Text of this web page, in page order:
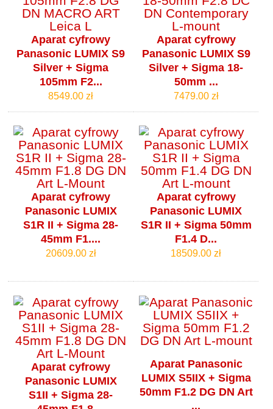
Aparat cyfrowy
Panasonic LUMIX S9
Silver + Sigma
105mm F2...
8549.00 zł
Aparat cyfrowy
Panasonic LUMIX S9
Silver + Sigma 18-
50mm ...
7479.00 zł
Aparat cyfrowy
Panasonic LUMIX
S1R II + Sigma 28-
45mm F1....
20609.00 zł
Aparat cyfrowy
Panasonic LUMIX
S1R II + Sigma 50mm
F1.4 D...
18509.00 zł
Aparat cyfrowy
Panasonic LUMIX
S1II + Sigma 28-
Aparat Panasonic
LUMIX S5IIX + Sigma
50mm F1.2 DG DN Art
...